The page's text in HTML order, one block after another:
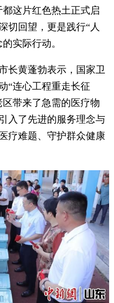
这片红色热土正式启
切回望，更是践行“人
实际行动。
黄蓬勃表示，国家卫
“连心工程重走长征
带来了急需的医疗物
入了先进的服务理念与
疗难题、守护群众健康